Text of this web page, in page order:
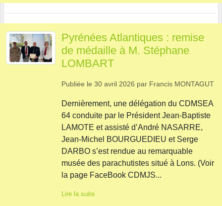
Pyrénées Atlantiques : remise
de médaille à M. Stéphane
LOMBART
Publiée le 30 avril 2026 par Francis MONTAGUT
Dernièrement, une délégation du CDMSEA
64 conduite par le Président Jean-Baptiste
LAMOTE et assisté d’André NASARRE,
Jean-Michel BOURGUEDIEU et Serge
DARBO s’est rendue au remarquable
musée des parachutistes situé à Lons. (Voir
la page FaceBook CDMJS...
Lire la suite